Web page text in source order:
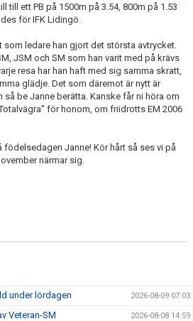
till ett PB på 1500m på 3.54, 800m på 1.53
för IFK Lidingö.
ledare han gjort det största avtrycket.
JSM och SM som han varit med på krävs
resa har han haft med sig samma skratt,
glädje. Det som däremot är nytt är
be Janne berätta. Kanske får ni höra om
för honom, om friidrotts EM 2006
Janne! Kör hårt så ses vi på
närmar sig.
under lördagen 2026-08-09 07:03
Veteran-SM 2026-08-08 14:59